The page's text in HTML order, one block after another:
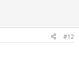
#12